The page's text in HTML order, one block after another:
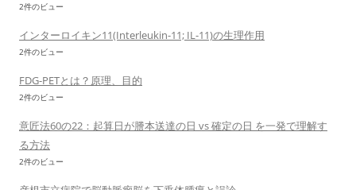
2件のビュー
インターロイキン11(Interleukin-11; IL-11)の生理作用
2件のビュー
FDG-PETとは？原理、目的
2件のビュー
意匠法60の22：起算日が謄本送達の日 vs 確定の日 を一発で理解す
る方法
2件のビュー